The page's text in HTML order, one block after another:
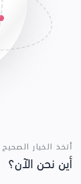
أتخذ الخيار الصحيح
أين نحن الآن؟